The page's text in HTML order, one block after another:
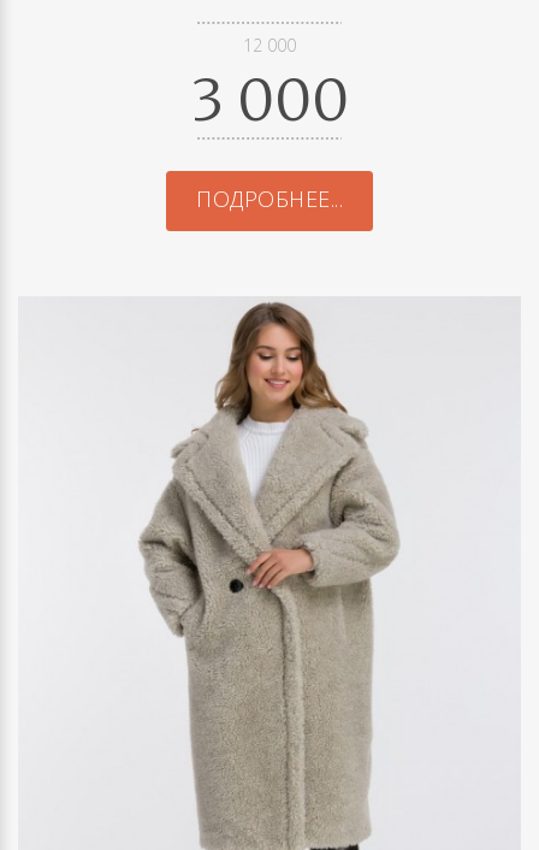
12 000
3 000
ПОДРОБНЕЕ...